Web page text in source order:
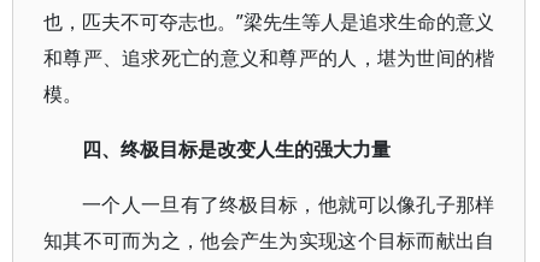
也，匹夫不可夺志也。”梁先生等人是追求生命的意义
和尊严、追求死亡的意义和尊严的人，堪为世间的楷
模。
四、终极目标是改变人生的强大力量
一个人一旦有了终极目标，他就可以像孔子那样
知其不可而为之，他会产生为实现这个目标而献出自